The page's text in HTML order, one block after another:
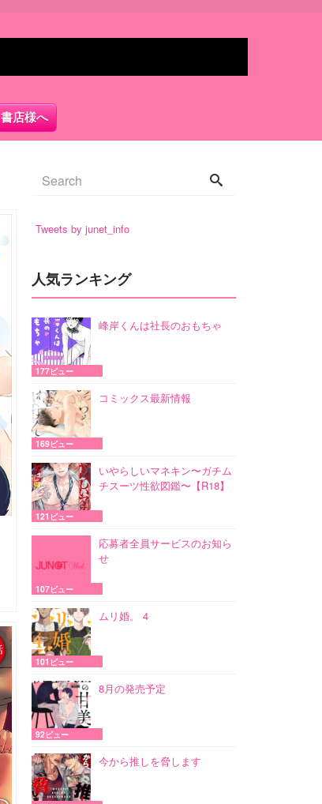
書店様へ
Tweets by junet_info
人気ランキング
峰岸くんは社長のおもちゃ
177ビュー
コミックス最新情報
169ビュー
いやらしいマネキン〜ガチム
チスーツ性欲図鑑〜【R18】
121ビュー
応募者全員サービスのお知ら
せ
107ビュー
ムリ婚。 4
101ビュー
8月の発売予定
92ビュー
今から推しを脅します